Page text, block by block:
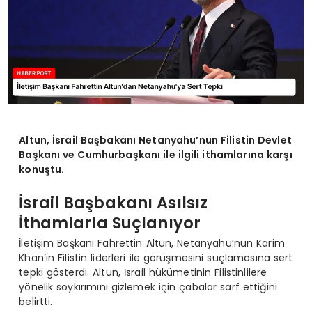
Altun, İsrail Başbakanı Netanyahu’nun Filistin Devlet
Başkanı ve Cumhurbaşkanı ile ilgili ithamlarına karşı
konuştu.
İsrail Başbakanı Asılsız
İthamlarla Suçlanıyor
İletişim Başkanı Fahrettin Altun, Netanyahu’nun Karim
Khan’ın Filistin liderleri ile görüşmesini suçlamasına sert
tepki gösterdi. Altun, İsrail hükümetinin Filistinlilere
yönelik soykırımını gizlemek için çabalar sarf ettiğini
belirtti.